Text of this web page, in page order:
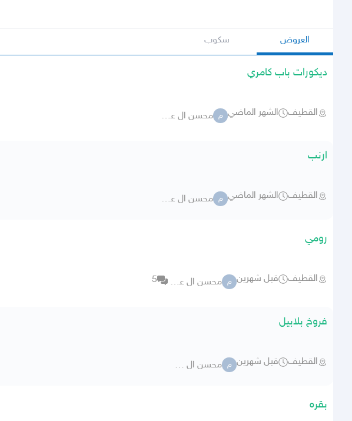
العروض سكوب
ديكورات باب كامري
القطيف الشهر الماضي م محسن ال عمير
ارنب
القطيف الشهر الماضي م محسن ال عمير
رومي
القطيف قبل شهرين م محسن ال عمير 5
فروخ بلابيل
القطيف قبل شهرين م محسن ال عمير
بقره